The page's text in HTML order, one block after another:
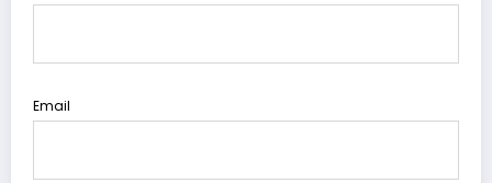
Email